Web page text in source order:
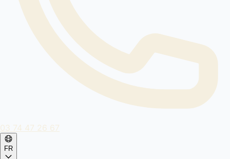
03 74 47 26 67
FR